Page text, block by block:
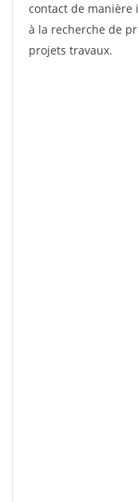
contact de manière
à la recherche de
projets travaux.